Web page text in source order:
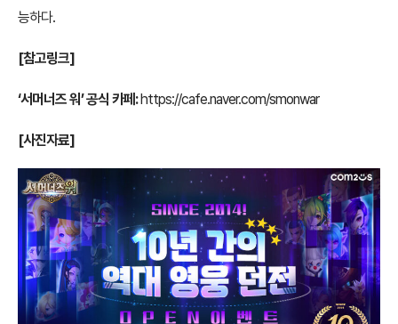
능하다.
[참고링크]
‘서머너즈 워’ 공식 카페:https://cafe.naver.com/smonwar
[사진자료]